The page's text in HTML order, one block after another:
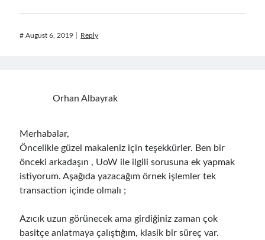
dotnetconf dotnet core elasticsearch
event driven
microsoft orleans
OAuth OAuth 2.0
object oriented prensipleri
Object Oriented Programming
platform engineering RabbitMQ
#August 6, 2019 Reply
Orhan Albayrak
Merhabalar,
Öncelikle güzel makaleniz için teşekkürler. Ben bir
önceki arkadaşın , UoW ile ilgili sorusuna ek yapmak
istiyorum. Aşağıda yazacağım örnek işlemler tek
transaction içinde olmalı ;
Azıcık uzun görünecek ama girdiğiniz zaman çok
basitçe anlatmaya çalıştığım, klasik bir süreç var.